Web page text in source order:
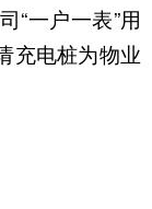
“一户一表”用
充电桩为物业